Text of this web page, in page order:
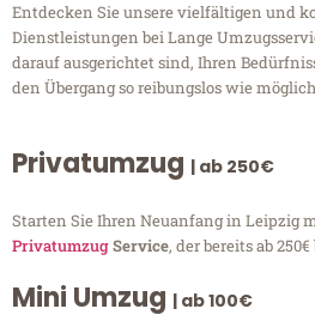
Entdecken Sie unsere vielfältigen und
Dienstleistungen bei Lange
darauf ausgerichtet sind, Ihren
den Übergang so reibungslos wie
Privatumzug | ab 250€
Starten Sie Ihren Neuanfang in Leipzig
PrivatumzugService, der bereits ab
Mini Umzug | ab 100€